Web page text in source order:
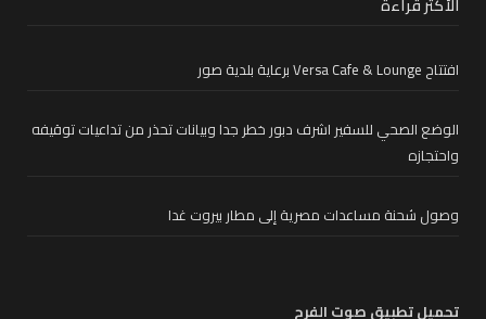
افتتاح Versa Cafe & Lounge برعاية بلدية صور
الوضع الصحي للسفير اشرف دبور خطر جدا وبيانات تحذر من تداعيات توقيفه
واحتجازه
وصول شحنة مساعدات مصرية إلى مطار بيروت غدا
تحميل تطبيق صوت الفرح